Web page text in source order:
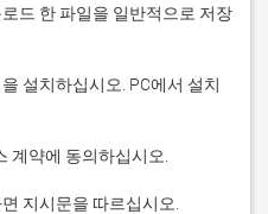
드 한 파일을 일반적으로 저장